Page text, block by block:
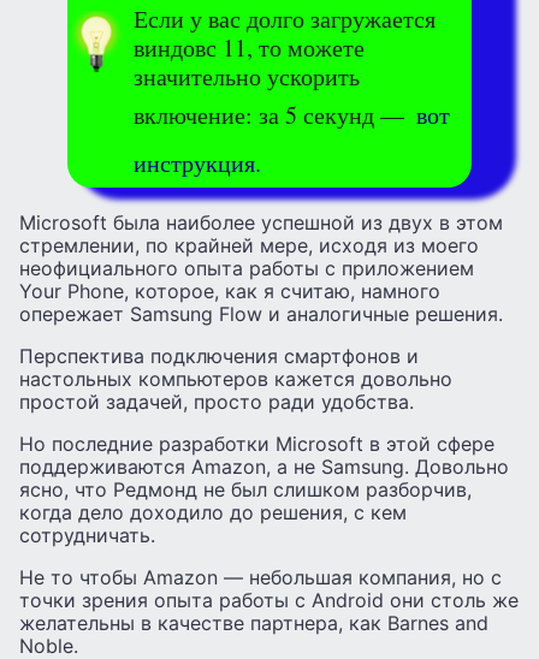
Если у вас долго загружается
виндовс 11, то можете
значительно ускорить
включение: за 5 секунд — вот
инструкция.
Microsoft была наиболее успешной из двух в этом
стремлении, по крайней мере, исходя из моего
неофициального опыта работы с приложением
Your Phone, которое, как я считаю, намного
опережает Samsung Flow и аналогичные решения.
Перспектива подключения смартфонов и
настольных компьютеров кажется довольно
простой задачей, просто ради удобства.
Но последние разработки Microsoft в этой сфере
поддерживаются Amazon, а не Samsung. Довольно
ясно, что Редмонд не был слишком разборчив,
когда дело доходило до решения, с кем
сотрудничать.
Не то чтобы Amazon — небольшая компания, но с
точки зрения опыта работы с Android они столь же
желательны в качестве партнера, как Barnes and
Noble.